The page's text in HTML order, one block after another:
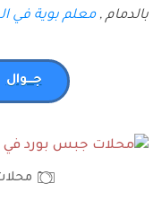
بالدمام ,معلم بوية في
جـــوال